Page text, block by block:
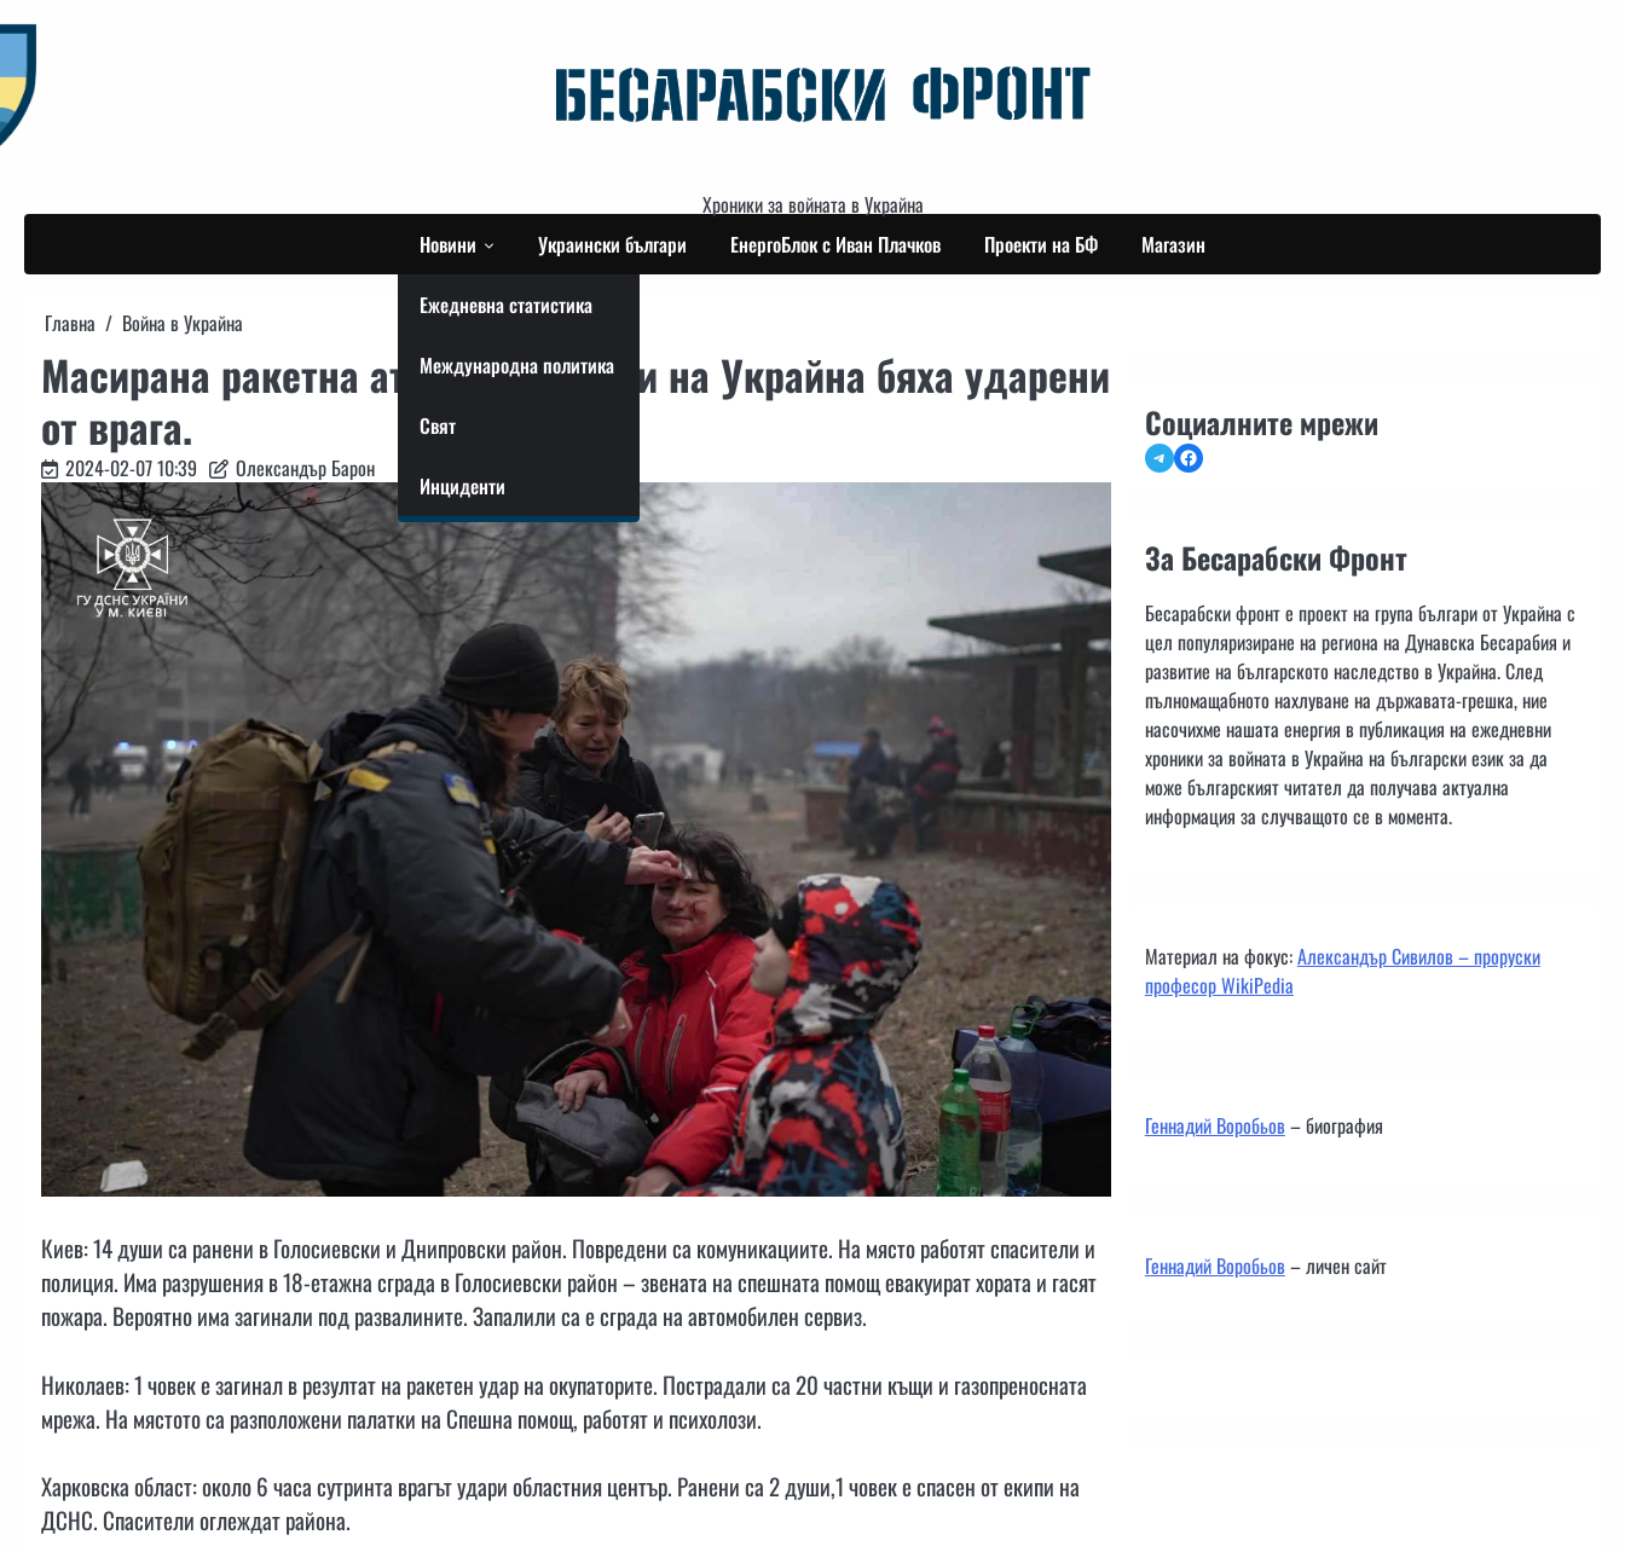
to
content
Хроники за войната в Украйна
Новини
Ежедневна статистика
Международна политика
Свят
Инциденти
Украински българи ЕнергоБлок с Иван Плачков Проекти на БФ Магазин
Главна Война в Украйна
Масирана ракетна атака: 6 области на Украйна бяха ударени
от врага.
2024-02-07 10:39 Олександър Барон
Киев: 14 души са ранени в Голосиевски и Днипровски район. Повредени са комуникациите. На място работят спасители и
полиция. Има разрушения в 18-етажна сграда в Голосиевски район – звената на спешната помощ евакуират хората и гасят
пожара. Вероятно има загинали под развалините. Запалили са е сграда на автомобилен сервиз.
Николаев: 1 човек е загинал в резултат на ракетен удар на окупаторите. Пострадали са 20 частни къщи и газопреносната
мрежа. На мястото са разположени палатки на Спешна помощ, работят и психолози.
Харковска област: около 6 часа сутринта врагът удари областния център. Ранени са 2 души,1 човек е спасен от екипи на
ДСНС. Спасители оглеждат района.
Социалните мрежи
TelegramFacebook
За Бесарабски Фронт
Бесарабски фронт е проект на група българи от Украйна с
цел популяризиране на региона на Дунавска Бесарабия и
развитие на българското наследство в Украйна. След
пълномащабното нахлуване на държавата-грешка, ние
насочихме нашата енергия в публикация на ежедневни
хроники за войната в Украйна на български език за да
може българският читател да получава актуална
информация за случващото се в момента.
Материал на фокус:Александър Сивилов – проруски
професор WikiPedia
Геннадий Воробьов– биография
Геннадий Воробьов– личен сайт